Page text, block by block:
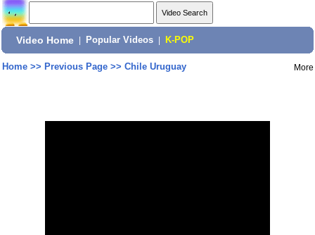
Video Home Popular Videos K-POP
Home>> Previous Page>> Chile Uruguay More